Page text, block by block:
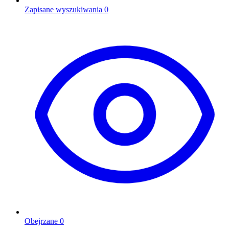
Zapisane wyszukiwania 0
Obejrzane 0